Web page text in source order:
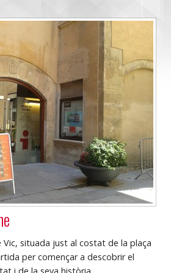
Vic, situada just al costat de la plaça
per començar a descobrir el
i de la seva història.